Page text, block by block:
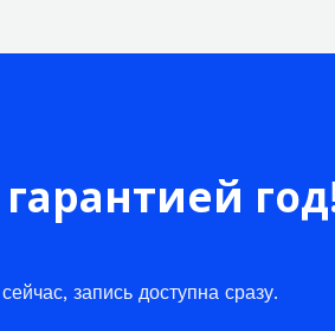
запись доступна сразу.